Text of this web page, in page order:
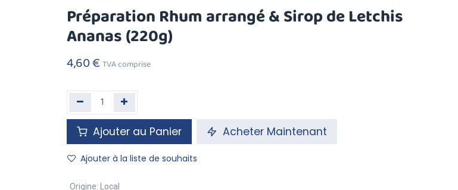
Préparation Rhum arrangé & Sirop de Letchis
Ananas (220g)
4,60€ TVA comprise
Ajouter au Panier Acheter Maintenant
Ajouter à la liste de souhaits
Origine:
Local